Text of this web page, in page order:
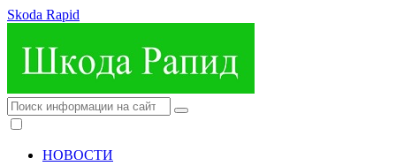
Skoda Rapid
НОВОСТИ